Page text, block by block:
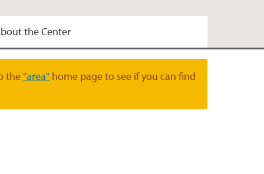
the Center
the "area" home page to see if you can find